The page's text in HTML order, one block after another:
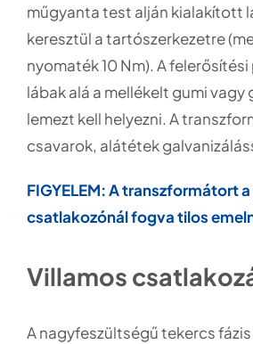
műgyanta test alján kialakított
keresztül a tartószerkezetre
nyomaték 10 Nm). A
lábak alá a mellékelt gumi vagy
lemezt kell helyezni. A
csavarok, alátétek
FIGYELEM: A transzformátort
csatlakozónál fogva tilos
Villamos
A nagyfeszültségű tekercs fázis